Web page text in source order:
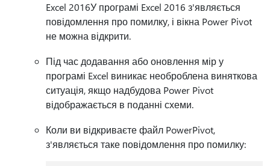
Excel 2016У програмі Excel 2016 з'являється
повідомлення про помилку, і вікна Power Pivot
не можна відкрити.
Під час додавання або оновлення мір у
програмі Excel виникає необроблена виняткова
ситуація, якщо надбудова Power Pivot
відображається в поданні схеми.
Коли ви відкриваєте файл PowerPivot,
з'являється таке повідомлення про помилку: